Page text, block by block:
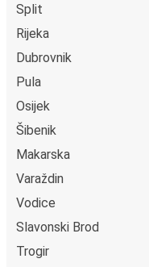
Split
Rijeka
Dubrovnik
Pula
Osijek
Šibenik
Makarska
Varaždin
Vodice
Slavonski Brod
Trogir